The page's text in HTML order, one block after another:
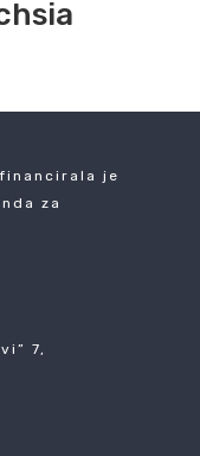
je
za
7,